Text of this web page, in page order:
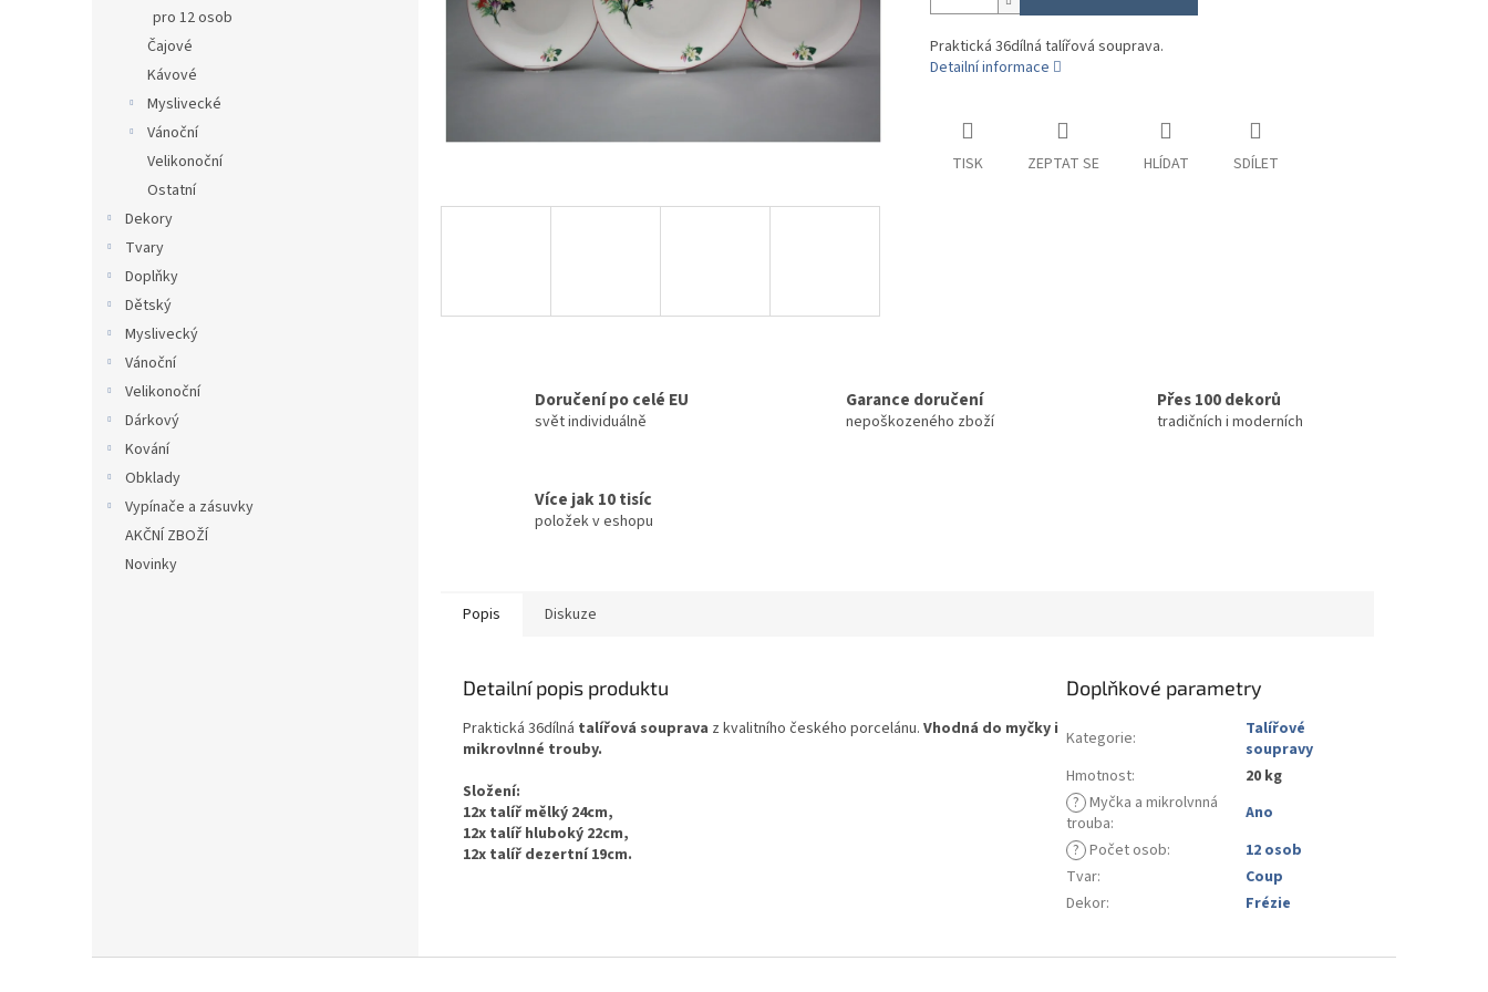
pro 12 osob
Čajové
Kávové
Myslivecké
Vánoční
Velikonoční
Ostatní
Dekory
Tvary
Doplňky
Dětský
Myslivecký
Vánoční
Velikonoční
Dárkový
Kování
Obklady
Vypínače a zásuvky
AKČNÍ ZBOŽÍ
Novinky
Praktická 36dílná talířová souprava.
Detailní informace
TISK ZEPTAT SE HLÍDAT SDÍLET
Doručení po celé EU
svět individuálně
Garance doručení
nepoškozeného zboží
Přes 100 dekorů
tradičních i moderních
Více jak 10 tisíc
položek v eshopu
Popis Diskuze
Detailní popis produktu
Praktická 36dílná talířová souprava z kvalitního českého porcelánu. Vhodná do myčky i
mikrovlnné trouby.
Složení:
12x talíř mělký 24cm,
12x talíř hluboký 22cm,
12x talíř dezertní 19cm.
Doplňkové parametry
Kategorie:
Talířové
soupravy
Hmotnost:
20 kg
? Myčka a mikrolvnná
trouba:
Ano
? Počet osob:
12 osob
Tvar:
Coup
Dekor: Frézie